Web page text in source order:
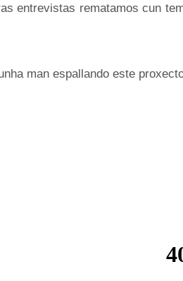
entrevistas rematamos cun
man espallando este